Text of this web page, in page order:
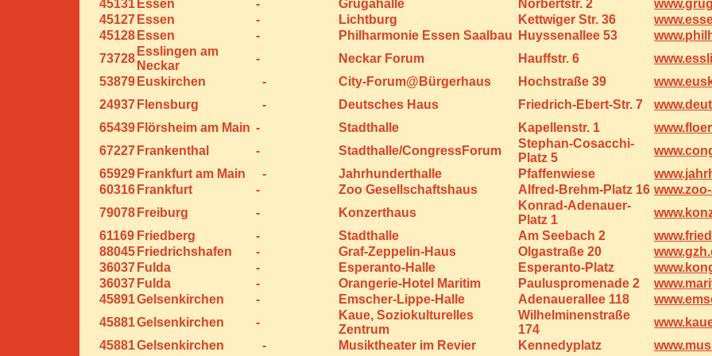
45131 Essen - Grugahalle Norbertstr. 2
45127 Essen - Lichtburg Kettwiger Str. 36
45128 Essen - Philharmonie Essen Saalbau Huyssenallee 53
73728
Esslingen am
Neckar
- Neckar Forum Hauffstr. 6
53879 Euskirchen - City-Forum@Bürgerhaus Hochstraße 39
24937 Flensburg - Deutsches Haus Friedrich-Ebert-Str. 7
65439 Flörsheim am Main - Stadthalle Kapellenstr. 1
67227 Frankenthal - Stadthalle/CongressForum
Stephan-Cosacchi-
Platz 5
65929 Frankfurt am Main - Jahrhunderthalle Pfaffenwiese
60316 Frankfurt - Zoo Gesellschaftshaus Alfred-Brehm-Platz 16
79078 Freiburg - Konzerthaus
Konrad-Adenauer-
Platz 1
61169 Friedberg - Stadthalle Am Seebach 2
88045 Friedrichshafen - Graf-Zeppelin-Haus Olgastraße 20
36037 Fulda - Esperanto-Halle Esperanto-Platz
36037 Fulda - Orangerie-Hotel Maritim Pauluspromenade 2
45891Gelsenkirchen - Emscher-Lippe-Halle Adenauerallee 118
45881Gelsenkirchen -
Kaue, Soziokulturelles
Zentrum
Wilhelminenstraße
174
45881Gelsenkirchen - Musiktheater im Revier Kennedyplatz